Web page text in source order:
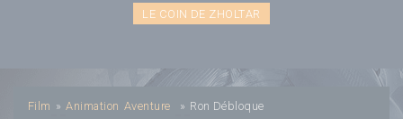
LE COIN DE ZHOLTAR
Film » Animation Aventure » Ron Débloque